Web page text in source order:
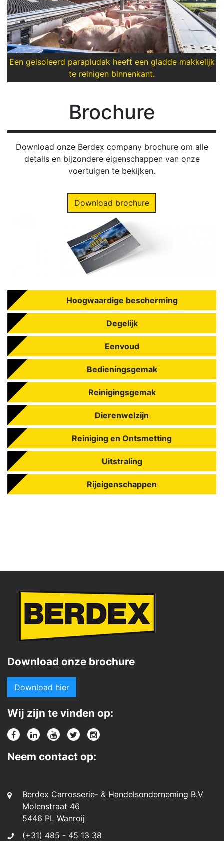
Een geisoleerd parapludak heeft een gladde makkelijk
te reinigen binnenkant.
Brochure
Download onze Berdex company brochure om alle
details en bijzondere eigenschappen van onze
voertuigen te bekijken.
Download brochure
Hoogwaardige bescherming
Degelijk
Eenvoud
Bedieningsgemak
Reinigingsgemak
Dierenwelzijn
Reiniging en Ontsmetting
Uitstraling
Rijeigenschappen
Download onze brochure
Download hier
Wij zijn te vinden op:
Neem contact op:
Berdex Carrosserie- & Handelsonderneming B.V
Molenstraat 46
5446 PL Wanroij
(+31) 485 - 45 13 38